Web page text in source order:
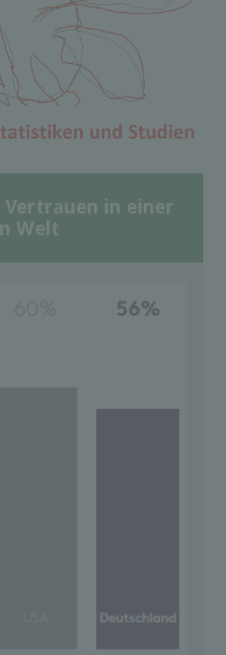
in einer
Welt